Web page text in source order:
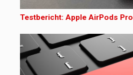
Testbericht: Apple AirPods Pro